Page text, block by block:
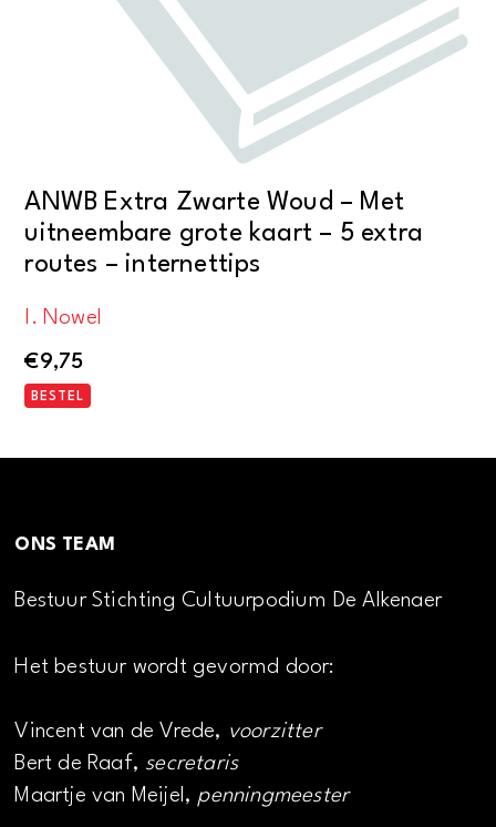
ANWB Extra Zwarte Woud – Met
uitneembare grote kaart – 5 extra
routes – internettips
I. Nowel
€9,75
BESTEL
ONS TEAM
Bestuur Stichting Cultuurpodium De Alkenaer
Het bestuur wordt gevormd door:
Vincent van de Vrede, voorzitter
Bert de Raaf, secretaris
Maartje van Meijel, penningmeester